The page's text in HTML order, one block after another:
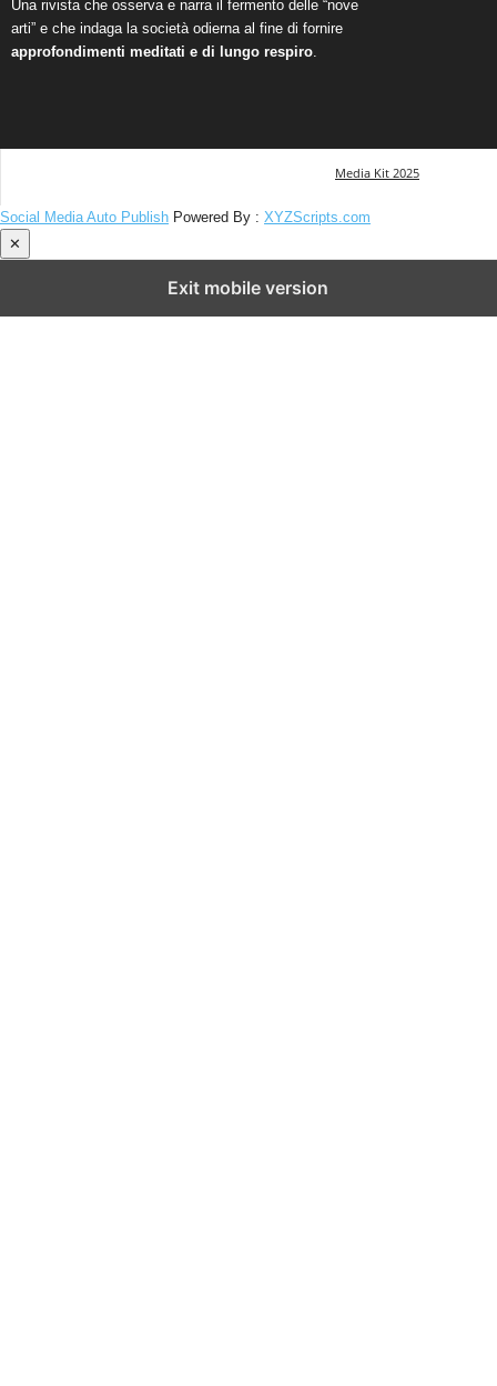
Una rivista che osserva e narra il fermento delle “nove
arti” e che indaga la società odierna al fine di fornire
approfondimenti meditati e di lungo respiro.
Media Kit 2025
Social Media Auto Publish Powered By : XYZScripts.com
✕
Exit mobile version